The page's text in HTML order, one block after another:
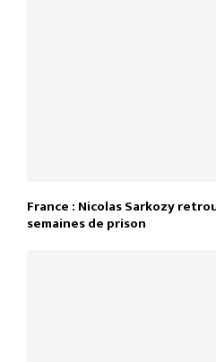
France : Nicolas Sarkozy
semaines de prison